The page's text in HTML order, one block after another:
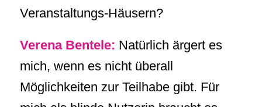
Veranstaltungs-Häusern?
Verena Bentele: Natürlich ärgert es
mich, wenn es nicht überall
Möglichkeiten zur Teilhabe gibt. Für